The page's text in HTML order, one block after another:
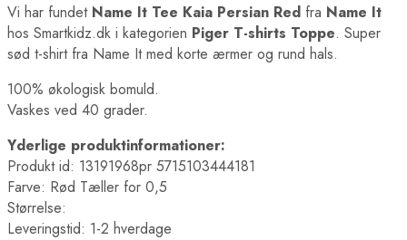
Vi har fundet Name It Tee Kaia Persian Red fra Name It
hos Smartkidz.dk i kategorien Piger T-shirts Toppe. Super
sød t-shirt fra Name It med korte ærmer og rund hals.
100% økologisk bomuld.
Vaskes ved 40 grader.
Yderlige produktinformationer:
Produkt id: 13191968pr 5715103444181
Farve: Rød Tæller for 0,5
Størrelse:
Leveringstid: 1-2 hverdage